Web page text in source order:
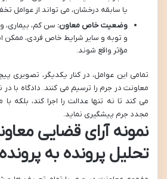
یا سابقه درخشان، می تواند از
وضعیت خاص معاون: سن کم، بیماری،
و توبه و سایر شرایط خاص فردی،
مؤثر واقع شوند.
تمامی این عوامل، در کنار یکدیگر، تصویری
معاونت در جرم را ترسیم می کنند. دادگاه با در
می کند تا نه تنها عدالت را اجرا کند، بلکه با
مجدد جرم پیشگیری نماید.
نمونه آرای قضایی
تحلیل پرونده به پرونده